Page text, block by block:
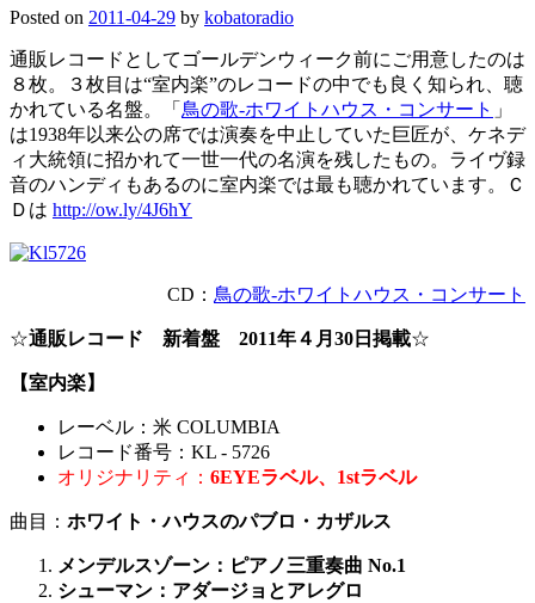
Posted on 2011-04-29 by kobatoradio
通販レコードとしてゴールデンウィーク前にご用意したのは
８枚。３枚目は“室内楽”のレコードの中でも良く知られ、聴
かれている名盤。「 鳥の歌-ホワイトハウス・コンサート 」
は1938年以来公の席では演奏を中止していた巨匠が、ケネデ
ィ大統領に招かれて一世一代の名演を残したもの。ライヴ録
音のハンディもあるのに室内楽では最も聴かれています。Ｃ
Ｄは http://ow.ly/4J6hY
CD： 鳥の歌-ホワイトハウス・コンサート
☆通販レコード 新着盤 2011年４月30日掲載☆
【室内楽】
レーベル：米 COLUMBIA
レコード番号：KL - 5726
オリジナリティ： 6EYEラベル、1stラベル
曲目： ホワイト・ハウスのパブロ・カザルス
メンデルスゾーン：ピアノ三重奏曲 No.1
シューマン：アダージョとアレグロ